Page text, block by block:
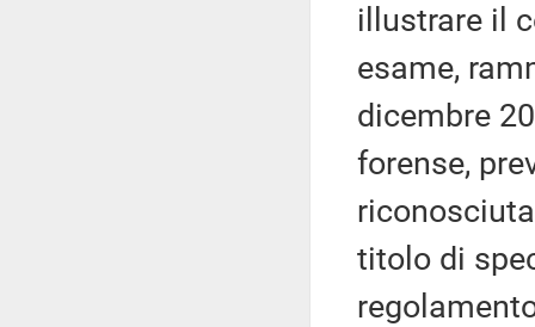
illustrare il
esame,
dicembre
forense,
titolo di